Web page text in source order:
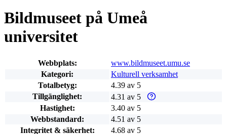
Bildmuseet på Umeå
universitet
Webbplats:
www.bildmuseet.umu.se
Kategori:
Kulturell verksamhet
Totalbetyg:
4.39 av 5
Tillgänglighet:
4.31 av 5
Varför enbart
Hastighet:
3.40 av 5
Webbstandard:
4.51 av 5
Integritet & säkerhet:
4.68 av 5